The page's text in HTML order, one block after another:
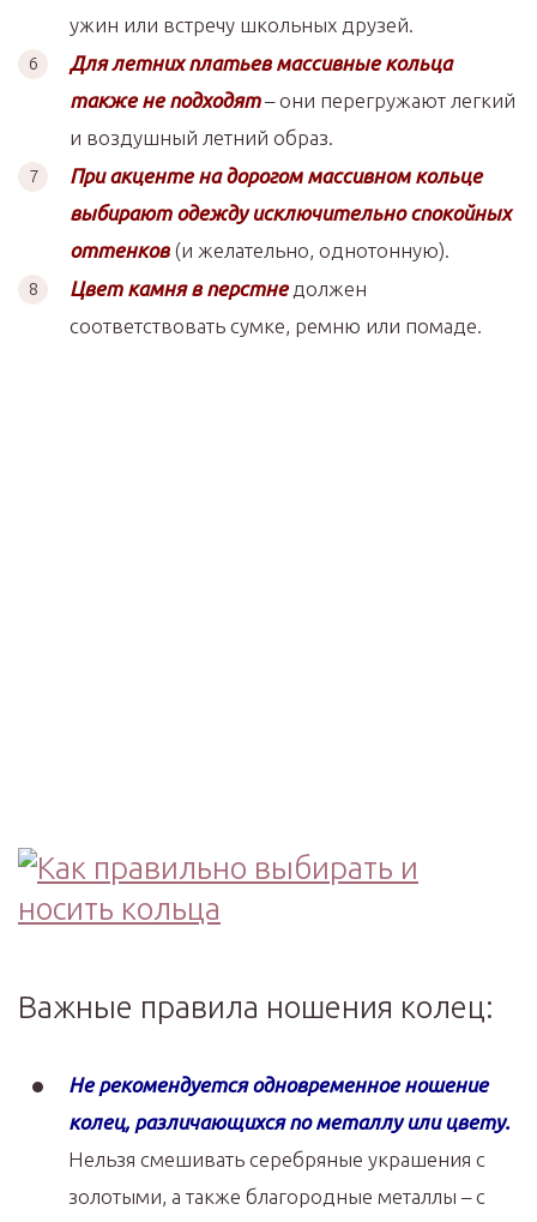
ужин или встречу школьных друзей.
Для летних платьев массивные кольца
также не подходят– они перегружают легкий
и воздушный летний образ.
При акценте на дорогом массивном кольце
выбирают одежду исключительно спокойных
оттенков(и желательно, однотонную).
Цвет камня в перстнедолжен
соответствовать сумке, ремню или помаде.
Важные правила ношения колец:
Не рекомендуется одновременное ношение
колец, различающихся по металлу или цвету.
Нельзя смешивать серебряные украшения с
золотыми, а также благородные металлы – с